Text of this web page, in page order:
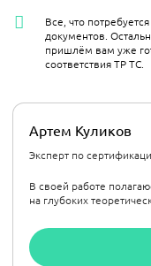
Артем Куликов
Эксперт по
В своей работе
на глубоких
Все, что
документов.
пришлём вам уже
соответствия ТР ТС.